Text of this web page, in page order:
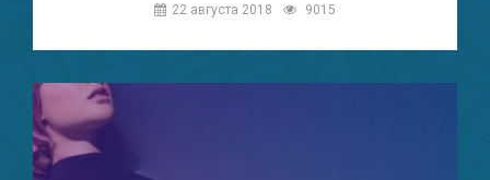
22 августа 2018 9015